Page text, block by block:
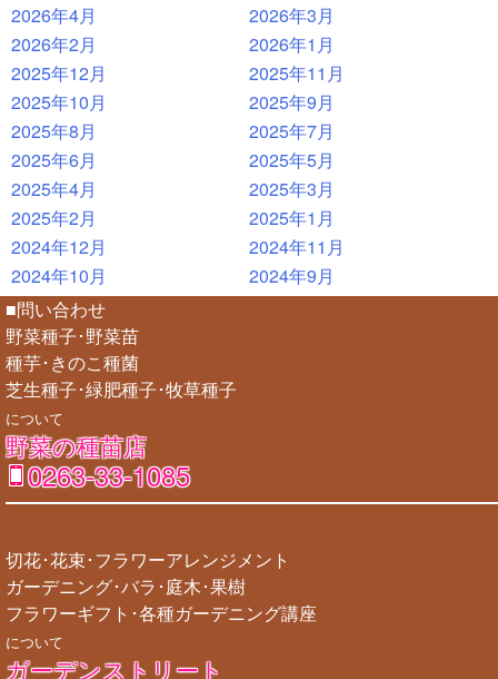
2026年4月
2026年3月
2026年2月
2026年1月
2025年12月
2025年11月
2025年10月
2025年9月
2025年8月
2025年7月
2025年6月
2025年5月
2025年4月
2025年3月
2025年2月
2025年1月
2024年12月
2024年11月
2024年10月
2024年9月
■問い合わせ
野菜種子･野菜苗
種芋･きのこ種菌
芝生種子･緑肥種子･牧草種子
について
野菜の種苗店
0263-33-1085
切花･花束･フラワーアレンジメント
ガーデニング･バラ･庭木･果樹
フラワーギフト･各種ガーデニング講座
について
ガーデンストリート